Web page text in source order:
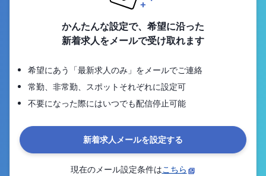
かんたんな設定で、希望に沿った
新着求人をメールで受け取れます
希望にあう「最新求人のみ」をメールでご連絡
常勤、非常勤、スポットそれぞれに設定可
不要になった際にはいつでも配信停止可能
新着求人メールを設定する
現在のメール設定条件はこちら